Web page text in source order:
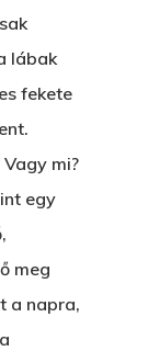
lábak
fekete
mi?
egy
meg
a napra,